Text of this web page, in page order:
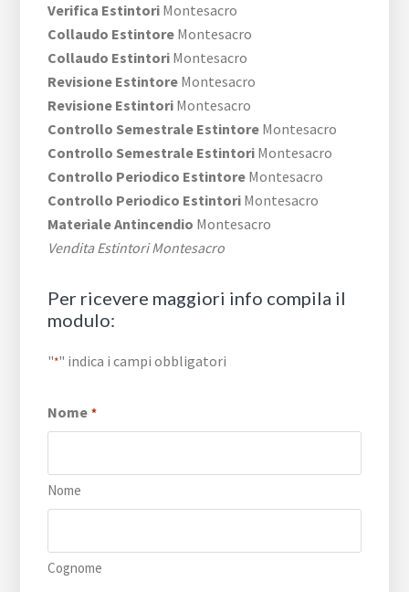
Verifica Estintori Montesacro
Collaudo Estintore Montesacro
Collaudo Estintori Montesacro
Revisione Estintore Montesacro
Revisione Estintori Montesacro
Controllo Semestrale Estintore Montesacro
Controllo Semestrale Estintori Montesacro
Controllo Periodico Estintore Montesacro
Controllo Periodico Estintori Montesacro
Materiale Antincendio Montesacro
Vendita Estintori Montesacro
Per ricevere maggiori info compila il
modulo:
"*" indica i campi obbligatori
Nome *
Nome
Cognome